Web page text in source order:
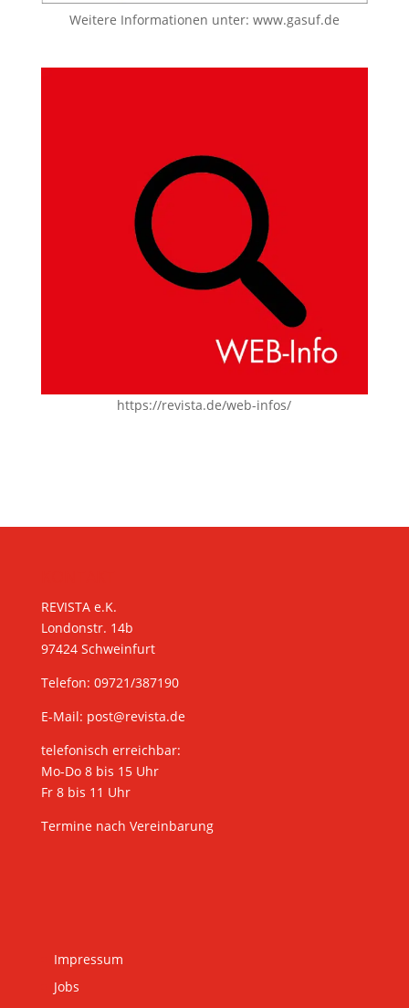
Weitere Informationen unter: www.gasuf.de
https://revista.de/web-infos/
REVISTA e.K.
Londonstr. 14b
97424 Schweinfurt
Telefon: 09721/387190
E-Mail: post@revista.de
telefonisch erreichbar:
Mo-Do 8 bis 15 Uhr
Fr 8 bis 11 Uhr
Termine nach Vereinbarung
Impressum
Jobs